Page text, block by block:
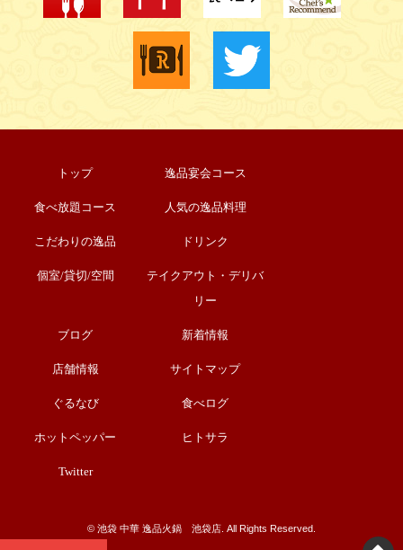
トップ 逸品宴会コース
食べ放題コース 人気の逸品料理
こだわりの逸品 ドリンク
個室/貸切/空間
テイクアウト・デリバ
リー
ブログ 新着情報
店舗情報 サイトマップ
ぐるなび 食べログ
ホットペッパー ヒトサラ
Twitter
©︎ 池袋 中華 逸品火鍋 池袋店. All Rights Reserved.